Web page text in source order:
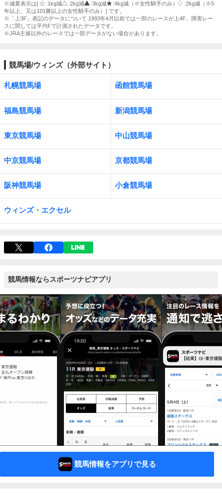
※減量表示は[
:1kg減 :2kg減 :3kg減 :4kg減（※女性騎手のみ）
:2kg減（※5
年以上、又は101勝以上の女性騎手のみ）] です。
※「上3F」表記のデータについて 1993年4月以前では一部のレースが上4F、障害レー
スに関しては平均Fで計測されたデータです。
※JRA主催以外のレースでは一部データがない場合があります。
競馬場/ウィンズ（外部サイト）
札幌競馬場 函館競馬場
福島競馬場 新潟競馬場
東京競馬場 中山競馬場
中京競馬場 京都競馬場
阪神競馬場 小倉競馬場
ウィンズ・エクセル
競馬情報ならスポーツナビアプリ
競馬情報をアプリで見る